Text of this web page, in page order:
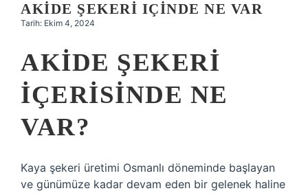
AKIDE ŞEKERI IÇINDE NE VAR
Tarih: Ekim 4, 2024
AKIDE ŞEKERI
IÇERISINDE NE
VAR?
Kaya şekeri üretimi Osmanlı döneminde başlayan
ve günümüze kadar devam eden bir gelenek haline